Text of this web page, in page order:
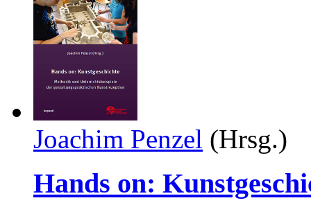
Joachim Penzel (Hrsg.)
Hands on: